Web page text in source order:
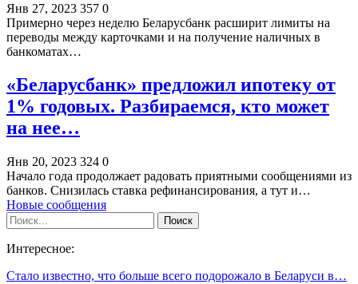
Янв 27, 2023 357 0
Примерно через неделю Беларусбанк расширит лимиты на
переводы между карточками и на получение наличных в
банкоматах…
«Беларусбанк» предложил ипотеку от
1% годовых. Разбираемся, кто может
на нее…
Янв 20, 2023 324 0
Начало года продолжает радовать приятными сообщениями из
банков. Снизилась ставка рефинансирования, а тут и…
Новые сообщения
Интересное:
Стало известно, что больше всего подорожало в Беларуси в…